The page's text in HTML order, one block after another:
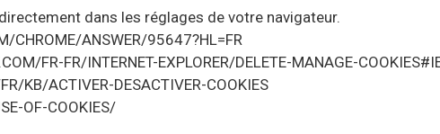
dans les réglages de votre navigateur.
CHROME/ANSWER/95647?HL=FR
FR-FR/INTERNET-EXPLORER/DELETE-MANAGE-
KB/ACTIVER-DESACTIVER-COOKIES
OF-COOKIES/